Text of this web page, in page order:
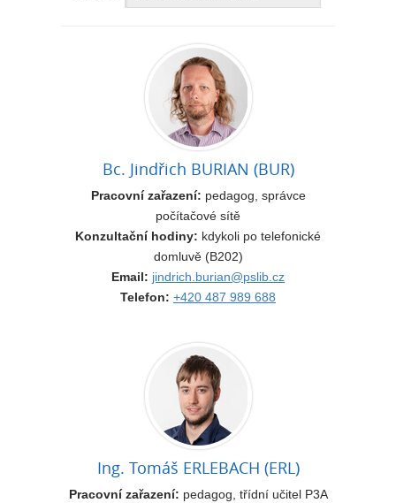
Bc. Jindřich BURIAN (BUR)
Pracovní zařazení: pedagog, správce
počítačové sítě
Konzultační hodiny: kdykoli po telefonické
domluvě (B202)
Email: jindrich.burian@pslib.cz
Telefon: +420 487 989 688
Ing. Tomáš ERLEBACH (ERL)
Pracovní zařazení: pedagog, třídní učitel P3A